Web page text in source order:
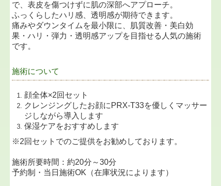
で、表皮を傷つけずに肌の深部へアプローチ。
ふっくらしたハリ感、透明感が期待できます。
痛みやダウンタイムを最小限に、肌質改善・美白効
果・ハリ・弾力・透明感アップを目指せる人気の施術
です。
施術について
顔全体×2回セット
クレンジングしたお顔にPRX-T33を優しくマッサー
ジしながら導入します
保湿ケアをおすすめします
※2回セットでのご提供をお勧めしております。
施術所要時間：約20分～30分
予約制・当日施術OK（在庫状況によります）